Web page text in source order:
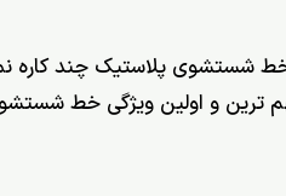
خط شستشوی پلاستیک چند
ترین و اولین ویژگی خط